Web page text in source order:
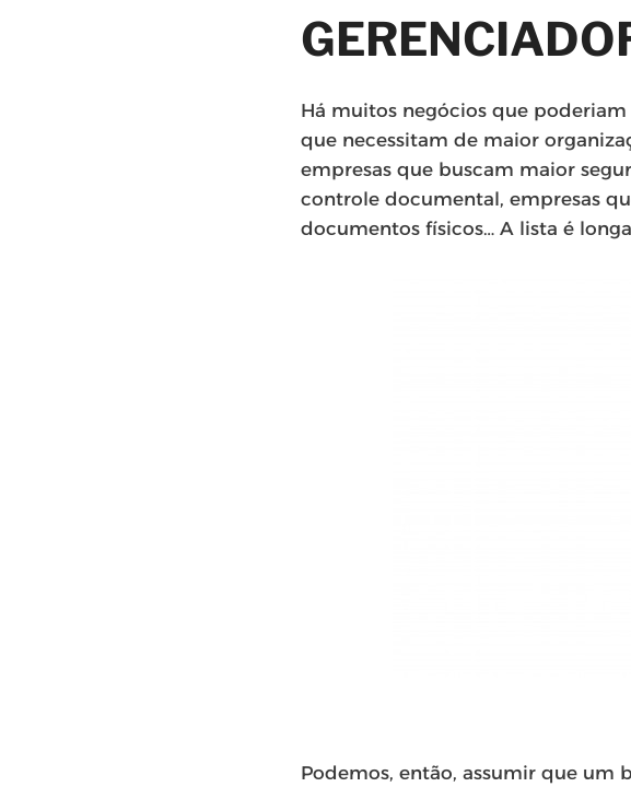
Há muitos negócios que
que necessitam de maior
empresas que buscam maior
controle documental, empresas
documentos físicos… A lista é
Podemos, então, assumir que um